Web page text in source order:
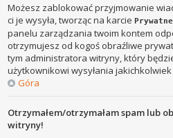
Możesz zablokować przyjmowanie
ci je wysyła, tworząc na karcie
panelu zarządzania twoim kontem
otrzymujesz od kogoś obraźliwe
tym administratora witryny, który
użytkownikowi wysyłania
Góra
Otrzymałem/otrzymałam spam lub
witryny!